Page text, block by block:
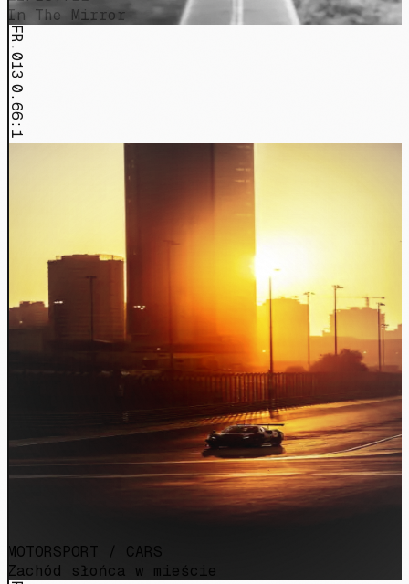
In The Mirror
FR.013
0.66:1
MOTORSPORT / CARS
Zachód słońca w mieście